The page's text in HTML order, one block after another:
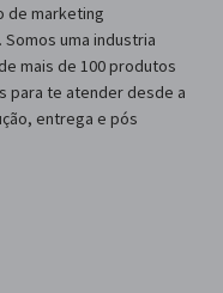
de marketing
uma industria
mais de 100 produtos
para te atender desde a
entrega e pós